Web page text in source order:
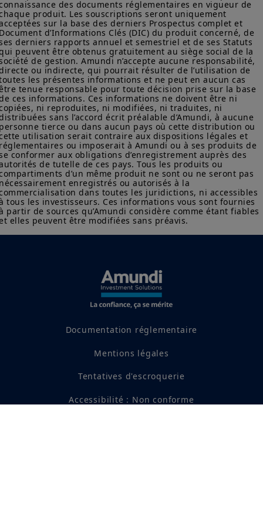
vous n’êtes pas autorisé à accéder à ce site et vous êtes invité
à vous connecter surwww.amundi.us.
Ce site a uniquement pour objet de fournir des informations
sur Amundi, ses affiliés et leurs produits autorisés à la
commercialisation en France. Aucune information contenue sur
ce site ne constitue une offre d’achat ou de vente d’un
instrument financier, ni un conseil en investissement de la part
d’Amundi Asset Management ou de ses sociétés affiliées.
Amundi Asset Management vous informe que les informations
sur les produits figurant sur ce site ne sont données qu’à titre
indicatif et constituent une présentation générale de nos
produits et services. Ces informations ne sont pas exhaustives,
peuvent évoluer dans le temps et être mises à jour par Amundi
Asset Management, sans préavis et à tout moment.
Votre accès à ce site est soumis au respect de la
réglementation française en vigueur et aux «Mentions légales /
Conditions générales d’accès au site».
En choisissant d’accéder à notre site, vous reconnaissez avoir
pris connaissance de ces Conditions et les avoir acceptées.
des documents réglementaires en vigueur de
produit. Les souscriptions seront uniquement
sur la base des derniers Prospectus complet et
d’Informations Clés (DIC) du produit concerné, de
derniers rapports annuel et semestriel et de ses Statuts
peuvent être obtenus gratuitement au siège social de la
de gestion. Amundi n’accepte aucune responsabilité,
ou indirecte, qui pourrait résulter de l’utilisation de
les présentes informations et ne peut en aucun cas
tenue responsable pour toute décision prise sur la base
ces informations. Ces informations ne doivent être ni
ni reproduites, ni modifiées, ni traduites, ni
sans l’accord écrit préalable d’Amundi, à aucune
tierce ou dans aucun pays où cette distribution ou
utilisation serait contraire aux dispositions légales et
ou imposerait à Amundi ou à ses produits de
conformer aux obligations d’enregistrement auprès des
de tutelle de ces pays. Tous les produits ou
d’un même produit ne sont ou ne seront pas
enregistrés ou autorisés à la
dans toutes les juridictions, ni accessibles
tous les investisseurs. Ces informations vous sont fournies
partir de sources qu’Amundi considère comme étant fiables
elles peuvent être modifiées sans préavis.
Documentation réglementaire
Mentions légales
Tentatives d'escroquerie
Accessibilité : Non conforme